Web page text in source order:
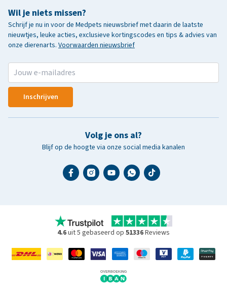
Wil je niets missen?
Schrijf je nu in voor de Medpets nieuwsbrief met daarin de laatste
nieuwtjes, leuke acties, exclusieve kortingscodes en tips & advies van
onze dierenarts. Voorwaarden nieuwsbrief
Inschrijven
Volg je ons al?
Blijf op de hoogte via onze social media kanalen
4.6uit 5 gebaseerd op 51336Reviews